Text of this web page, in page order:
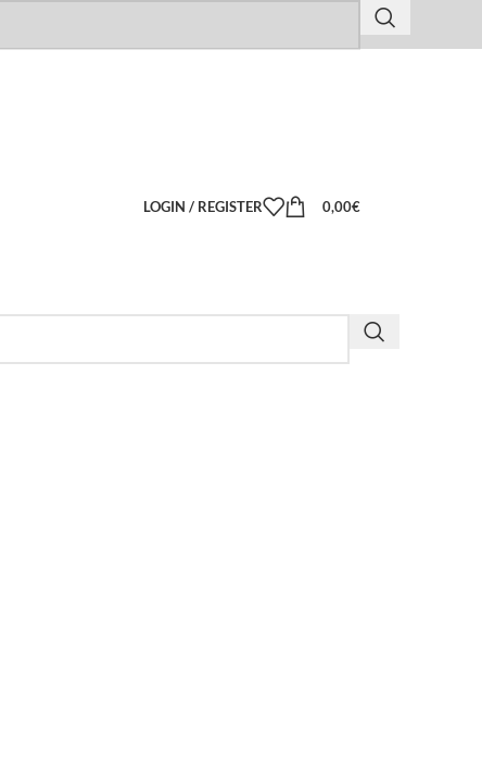
LOGIN / REGISTER 0,00€